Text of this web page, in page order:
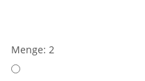
Menge: 2